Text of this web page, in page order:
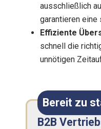
ausschließlich
garantieren eine
Effiziente
schnell die
unnötigen
Bereit zu
B2B